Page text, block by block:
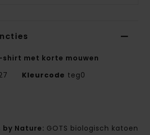
shirt met korte mouwen
Kleurcode teg0
by Nature: GOTS biologisch katoen